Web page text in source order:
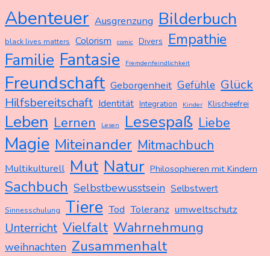
Abenteuer Ausgrenzung Bilderbuch
black lives matters Colorism comic Divers Empathie
Familie Fantasie Fremdenfeindlichkeit
Freundschaft Geborgenheit Gefühle Glück
Hilfsbereitschaft Identität Integration Kinder Klischeefrei
Leben Lernen Lesen Lesespaß Liebe
Magie Miteinander Mitmachbuch
Multikulturell Mut Natur Philosophieren mit Kindern
Sachbuch Selbstbewusstsein Selbstwert
Sinnesschulung Tiere Tod Toleranz umweltschutz
Unterricht Vielfalt Wahrnehmung
weihnachten Zusammenhalt